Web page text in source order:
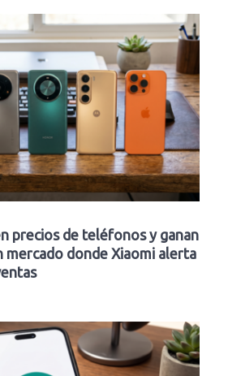
precios de teléfonos y ganan
mercado donde Xiaomi alerta